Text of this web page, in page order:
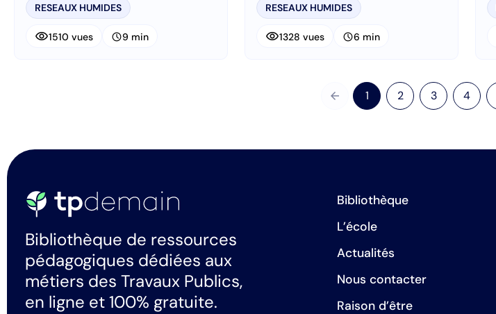
RESEAUX HUMIDES
visibility1510 vues schedule9 min
RESEAUX HUMIDES
visibility1328 vues schedule6 min
arrow_backPrécédent
1 2 3 4
Bibliothèque de ressources
pédagogiques dédiées aux
métiers des Travaux Publics,
en ligne et 100% gratuite.
Bibliothèque
L’école
Actualités
Nous contacter
Raison d’être